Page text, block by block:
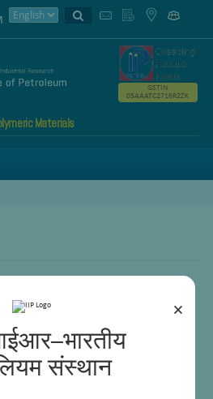
×
संस्थान
Materials
GSTIN
05AAATC2716R2ZK